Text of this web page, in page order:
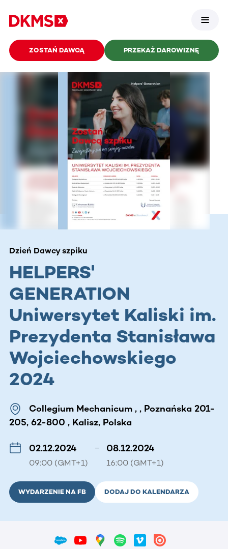
ZOSTAŃ DAWCĄ PRZEKAŻ DAROWIZNĘ
Dzień Dawcy szpiku
HELPERS'
GENERATION
Uniwersytet Kaliski im.
Prezydenta Stanisława
Wojciechowskiego
2024
Collegium Mechanicum , , Poznańska 201-
205, 62-800 , Kalisz, Polska
02.12.2024
09:00 (GMT+1)
– 08.12.2024
16:00 (GMT+1)
WYDARZENIE NA FB DODAJ DO KALENDARZA